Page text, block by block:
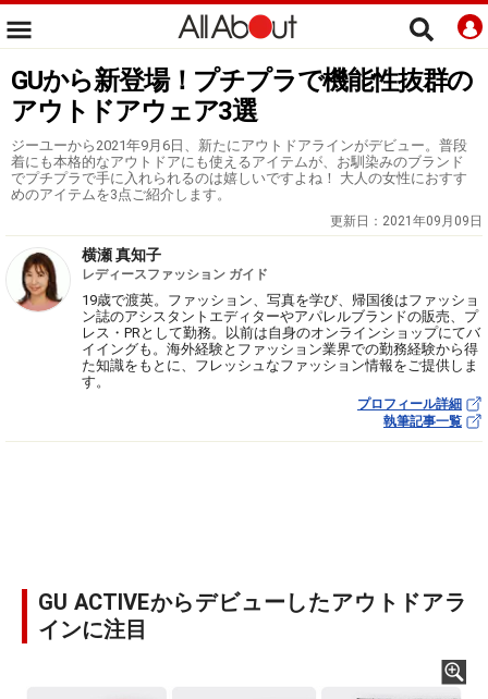
GUから新登場！プチプラで機能性抜群の
アウトドアウェア3選
ジーユーから2021年9月6日、新たにアウトドアラインがデビュー。普段
着にも本格的なアウトドアにも使えるアイテムが、お馴染みのブランド
でプチプラで手に入れられるのは嬉しいですよね！ 大人の女性におすす
めのアイテムを3点ご紹介します。
更新日： 2021年09月09日
横瀬 真知子
レディースファッション ガイド
19歳で渡英。ファッション、写真を学び、帰国後はファッショ
ン誌のアシスタントエディターやアパレルブランドの販売、プ
レス・PRとして勤務。以前は自身のオンラインショップにてバ
イイングも。海外経験とファッション業界での勤務経験から得
た知識をもとに、フレッシュなファッション情報をご提供しま
す。
プロフィール詳細
執筆記事一覧
GU ACTIVEからデビューしたアウトドアラ
インに注目